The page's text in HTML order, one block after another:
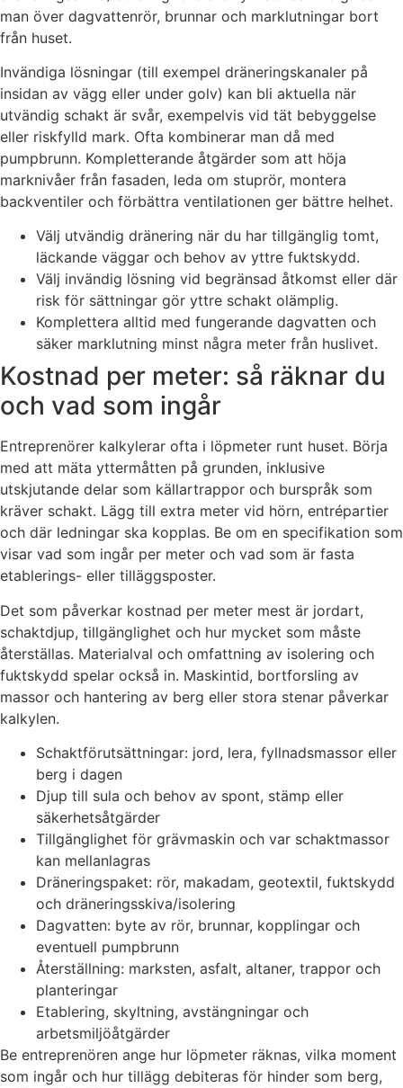
man över dagvattenrör, brunnar och marklutningar bort
från huset.
Invändiga lösningar (till exempel dräneringskanaler på
insidan av vägg eller under golv) kan bli aktuella när
utvändig schakt är svår, exempelvis vid tät bebyggelse
eller riskfylld mark. Ofta kombinerar man då med
pumpbrunn. Kompletterande åtgärder som att höja
marknivåer från fasaden, leda om stuprör, montera
backventiler och förbättra ventilationen ger bättre helhet.
Välj utvändig dränering när du har tillgänglig tomt,
läckande väggar och behov av yttre fuktskydd.
Välj invändig lösning vid begränsad åtkomst eller där
risk för sättningar gör yttre schakt olämplig.
Komplettera alltid med fungerande dagvatten och
säker marklutning minst några meter från huslivet.
Kostnad per meter: så räknar du
och vad som ingår
Entreprenörer kalkylerar ofta i löpmeter runt huset. Börja
med att mäta yttermåtten på grunden, inklusive
utskjutande delar som källartrappor och burspråk som
kräver schakt. Lägg till extra meter vid hörn, entrépartier
och där ledningar ska kopplas. Be om en specifikation som
visar vad som ingår per meter och vad som är fasta
etablerings- eller tilläggsposter.
Det som påverkar kostnad per meter mest är jordart,
schaktdjup, tillgänglighet och hur mycket som måste
återställas. Materialval och omfattning av isolering och
fuktskydd spelar också in. Maskintid, bortforsling av
massor och hantering av berg eller stora stenar påverkar
kalkylen.
Schaktförutsättningar: jord, lera, fyllnadsmassor eller
berg i dagen
Djup till sula och behov av spont, stämp eller
säkerhetsåtgärder
Tillgänglighet för grävmaskin och var schaktmassor
kan mellanlagras
Dräneringspaket: rör, makadam, geotextil, fuktskydd
och dräneringsskiva/isolering
Dagvatten: byte av rör, brunnar, kopplingar och
eventuell pumpbrunn
Återställning: marksten, asfalt, altaner, trappor och
planteringar
Etablering, skyltning, avstängningar och
arbetsmiljöåtgärder
Be entreprenören ange hur löpmeter räknas, vilka moment
som ingår och hur tillägg debiteras för hinder som berg,